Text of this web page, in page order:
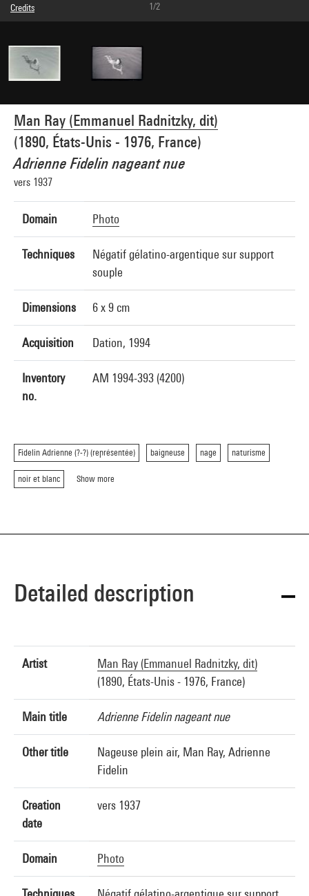
Man Ray (Emmanuel Radnitzky, dit)
(1890, États-Unis - 1976, France)
Adrienne Fidelin nageant nue
vers 1937
Domain Photo
Techniques
Négatif gélatino-argentique sur support
souple
Dimensions 6 x 9 cm
Acquisition Dation, 1994
Inventory
no.
AM 1994-393 (4200)
Fidelin Adrienne (?-?) (représentée) baigneuse nage naturisme
noir et blanc Show more
Credits
© Man Ray Trust / Adagp, Paris
1/2
Detailed description
Artist
Man Ray (Emmanuel Radnitzky, dit)
(1890, États-Unis - 1976, France)
Main title Adrienne Fidelin nageant nue
Other title
Nageuse plein air, Man Ray, Adrienne
Fidelin
Creation
date
vers 1937
Domain Photo